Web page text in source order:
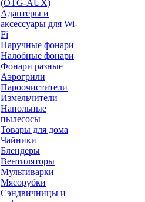
(OTG-AUX)
Адаптеры и
аксессуары для Wi-
Fi
Наручные фонари
Налобные фонари
Фонари разные
Аэрогрили
Пароочистители
Измельчители
Напольные
пылесосы
Товары для дома
Чайники
Блендеры
Вентиляторы
Мультиварки
Мясорубки
Сэндвичницы и